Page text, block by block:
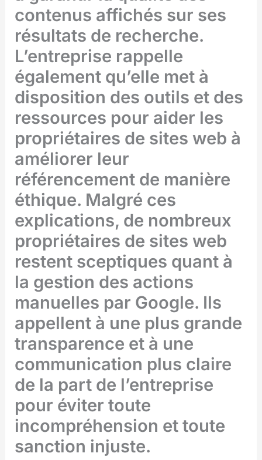
contenus affichés sur ses
résultats de recherche.
L’entreprise rappelle
également qu’elle met à
disposition des outils et des
ressources pour aider les
propriétaires de sites web à
améliorer leur
référencement de manière
éthique. Malgré ces
explications, de nombreux
propriétaires de sites web
restent sceptiques quant à
la gestion des actions
manuelles par Google. Ils
appellent à une plus grande
transparence et à une
communication plus claire
de la part de l’entreprise
pour éviter toute
incompréhension et toute
sanction injuste.